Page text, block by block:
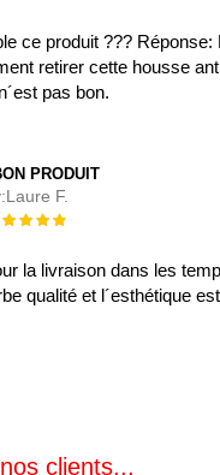
ce produit ??? Réponse:
retirer cette housse
pas bon.
PRODUIT
Laure F.
:
la livraison dans les
qualité et l´esthétique
clients...